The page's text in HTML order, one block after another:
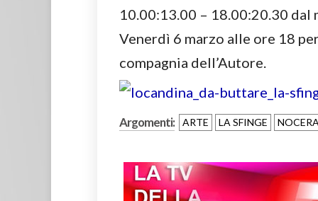
10.00:13.00 – 18.00:20.30 dal
Venerdì 6 marzo alle ore 18
compagnia dell’Autore.
Argomenti: ARTE LA SFINGE